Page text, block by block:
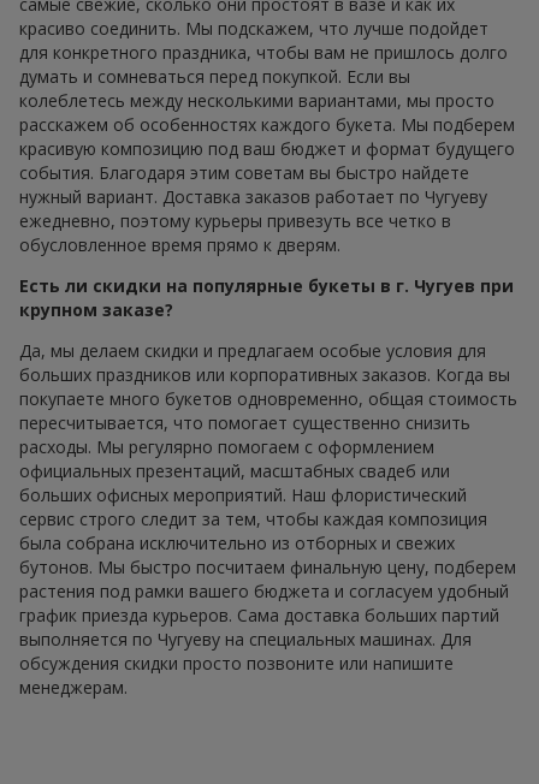
красиво соединить. Мы подскажем, что лучше подойдет
для конкретного праздника, чтобы вам не пришлось долго
думать и сомневаться перед покупкой. Если вы
колеблетесь между несколькими вариантами, мы просто
расскажем об особенностях каждого букета. Мы подберем
красивую композицию под ваш бюджет и формат будущего
события. Благодаря этим советам вы быстро найдете
нужный вариант. Доставка заказов работает по Чугуеву
ежедневно, поэтому курьеры привезуть все четко в
обусловленное время прямо к дверям.
Есть ли скидки на популярные букеты в г. Чугуев при
крупном заказе?
Да, мы делаем скидки и предлагаем особые условия для
больших праздников или корпоративных заказов. Когда вы
покупаете много букетов одновременно, общая стоимость
пересчитывается, что помогает существенно снизить
расходы. Мы регулярно помогаем с оформлением
официальных презентаций, масштабных свадеб или
больших офисных мероприятий. Наш флористический
сервис строго следит за тем, чтобы каждая композиция
была собрана исключительно из отборных и свежих
бутонов. Мы быстро посчитаем финальную цену, подберем
растения под рамки вашего бюджета и согласуем удобный
график приезда курьеров. Сама доставка больших партий
выполняется по Чугуеву на специальных машинах. Для
обсуждения скидки просто позвоните или напишите
менеджерам.